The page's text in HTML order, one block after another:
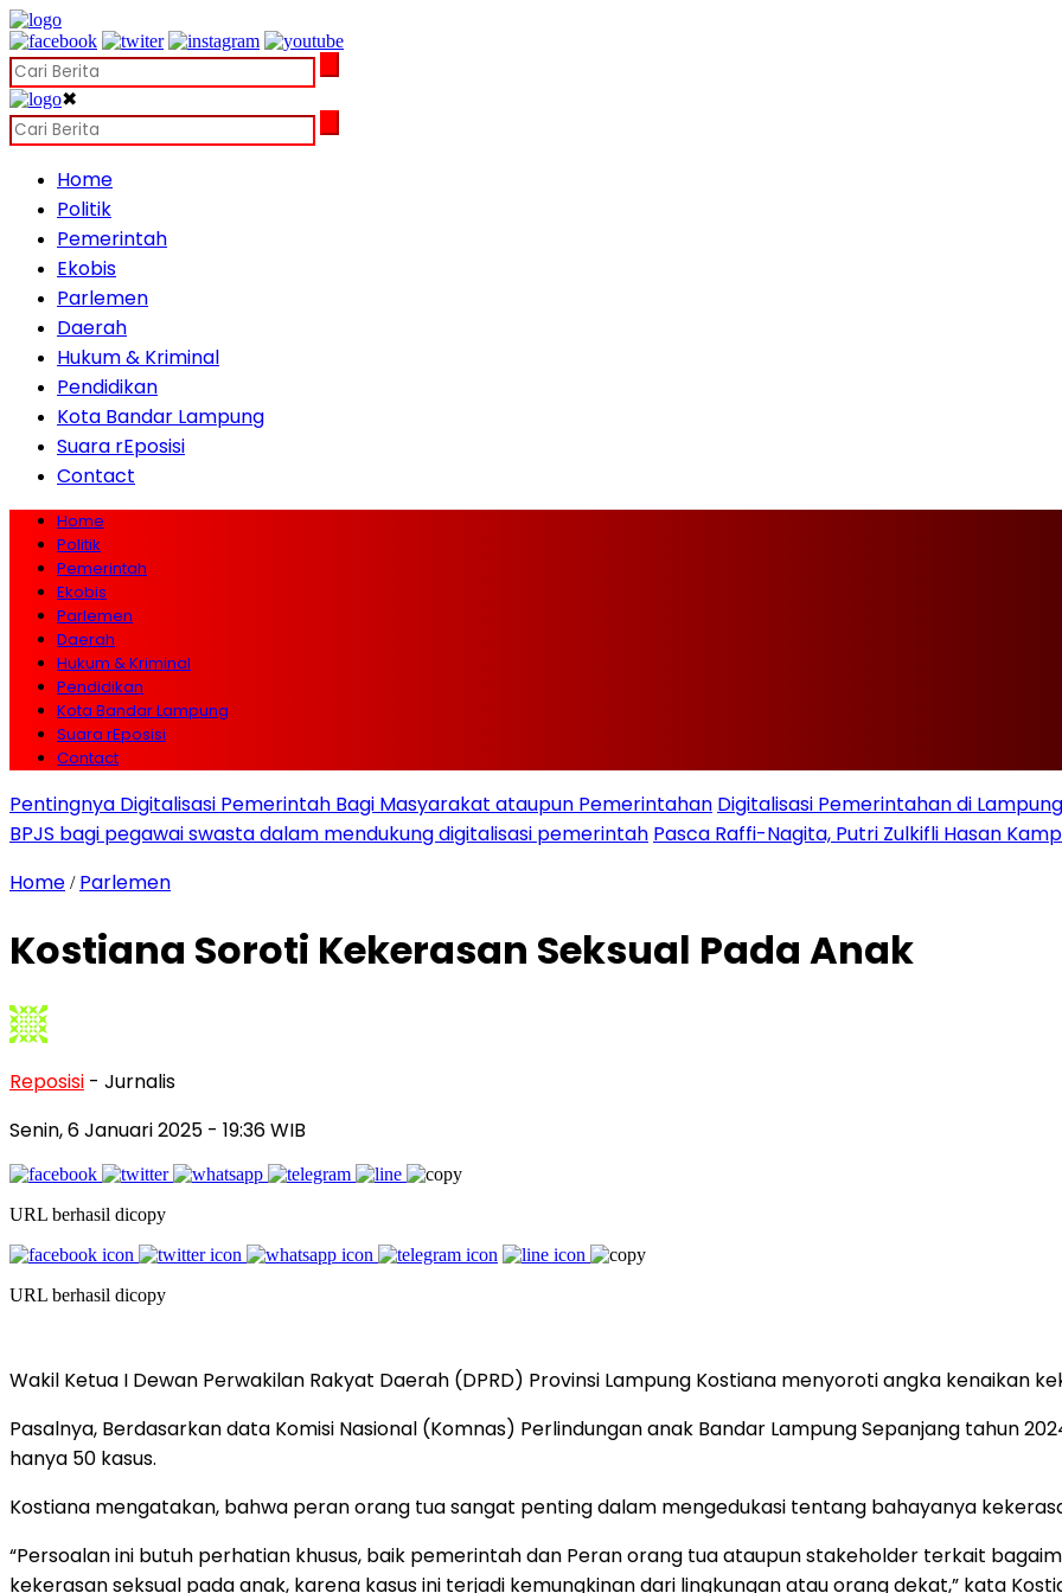
✖
Home
Politik
Pemerintah
Ekobis
Parlemen
Daerah
Hukum & Kriminal
Pendidikan
Kota Bandar Lampung
Suara rEposisi
Contact
Home
Politik
Pemerintah
Ekobis
Parlemen
Daerah
Hukum & Kriminal
Pendidikan
Kota Bandar Lampung
Suara rEposisi
Contact
Pentingnya Digitalisasi Pemerintah Bagi Masyarakat ataupun Pemerintahan Digitalisasi Pemerintahan di
BPJS bagi pegawai swasta dalam mendukung digitalisasi pemerintah Pasca Raffi-Nagita, Putri Zulkifli Hasan
Home / Parlemen
Kostiana Soroti Kekerasan Seksual Pada Anak
Reposisi - Jurnalis
Senin, 6 Januari 2025 - 19:36 WIB
URL berhasil dicopy
URL berhasil dicopy
Wakil Ketua I Dewan Perwakilan Rakyat Daerah (DPRD) Provinsi Lampung Kostiana menyoroti angka kenaikan
Pasalnya, Berdasarkan data Komisi Nasional (Komnas) Perlindungan anak Bandar Lampung Sepanjang tahun
hanya 50 kasus.
Kostiana mengatakan, bahwa peran orang tua sangat penting dalam mengedukasi tentang bahayanya
“Persoalan ini butuh perhatian khusus, baik pemerintah dan Peran orang tua ataupun stakeholder terkait
kekerasan seksual pada anak, karena kasus ini terjadi kemungkinan dari lingkungan atau orang dekat,” kata